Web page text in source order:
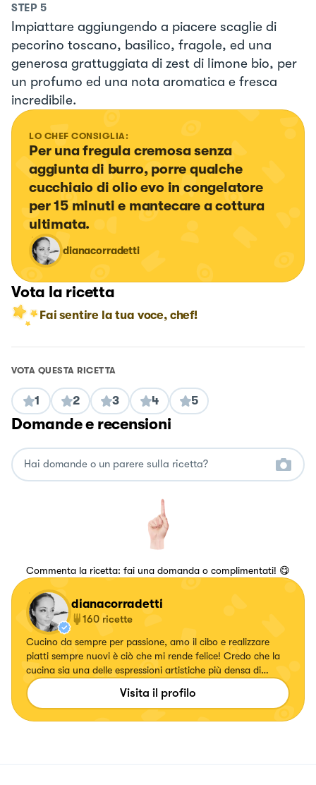
STEP 5
Impiattare aggiungendo a piacere scaglie di
pecorino toscano, basilico, fragole, ed una
generosa grattuggiata di zest di limone bio, per
un profumo ed una nota aromatica e fresca
incredibile.
LO CHEF CONSIGLIA:
Per una fregula cremosa senza
aggiunta di burro, porre qualche
cucchiaio di olio evo in congelatore
per 15 minuti e mantecare a cottura
ultimata.
dianacorradetti
Vota la ricetta
Fai sentire la tua voce, chef!
VOTA QUESTA RICETTA
1 2 3 4 5
Domande e recensioni
Commenta la ricetta: fai una domanda o complimentati! 😋
dianacorradetti
160 ricette
Cucino da sempre per passione, amo il cibo e realizzare
piatti sempre nuovi è ciò che mi rende felice! Credo che la
cucina sia una delle espressioni artistiche più densa di
amore che esista💖
https://www.instagram.com/dianacor14/
Visita il profilo